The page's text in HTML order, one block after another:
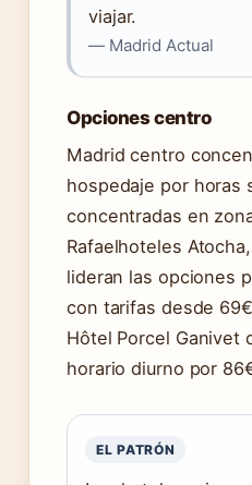
viajar.
— Madrid Actual
Opciones centro
Madrid centro
hospedaje por horas
concentradas en
Rafaelhoteles
lideran las opciones
con tarifas desde
Hôtel Porcel Ganivet
horario diurno por
EL PATRÓN